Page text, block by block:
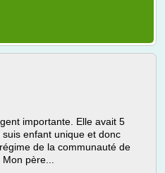
importante. Elle avait 5
enfant unique et donc
de la communauté de
père...